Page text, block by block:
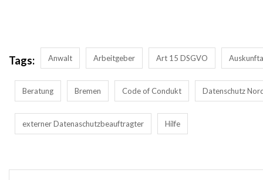
Tags: Anwalt Arbeitgeber Art 15 DSGVO
Beratung Bremen Code of Condukt Datenschutz
externer Datenaschutzbeauftragter Hilfe